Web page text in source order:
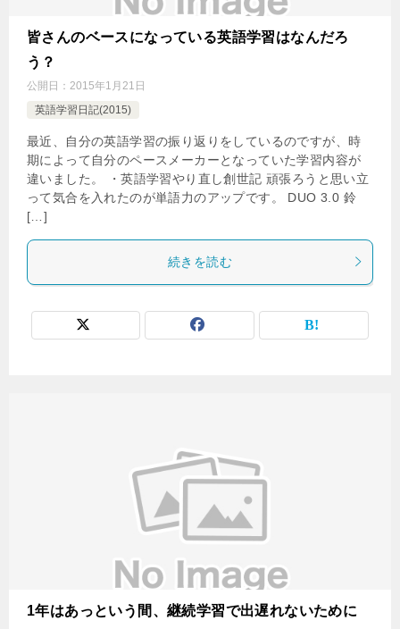
皆さんのベースになっている英語学習はなんだろ
う？
公開日： 2015年1月21日
英語学習日記(2015)
最近、自分の英語学習の振り返りをしているのですが、時
期によって自分のペースメーカーとなっていた学習内容が
違いました。 ・英語学習やり直し創世記 頑張ろうと思い立
って気合を入れたのが単語力のアップです。 DUO 3.0 鈴
[…]
続きを読む
1年はあっという間、継続学習で出遅れないために